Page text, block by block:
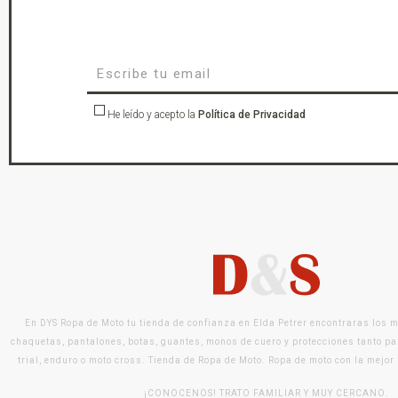
He leído y acepto la Política de Privacidad
En DYS Ropa de Moto tu tienda de confianza en Elda Petrer encontraras los
chaquetas, pantalones, botas, guantes, monos de cuero y protecciones tanto
trial, enduro o moto cross. Tienda de Ropa de Moto. Ropa de moto con la
¡CONOCENOS! TRATO FAMILIAR Y MUY CERCANO.